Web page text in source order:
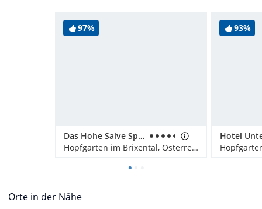
97%
Das Hohe Salve Sportresort
Hopfgarten im Brixental, Österreich
93%
Hotel
Orte in der Nähe